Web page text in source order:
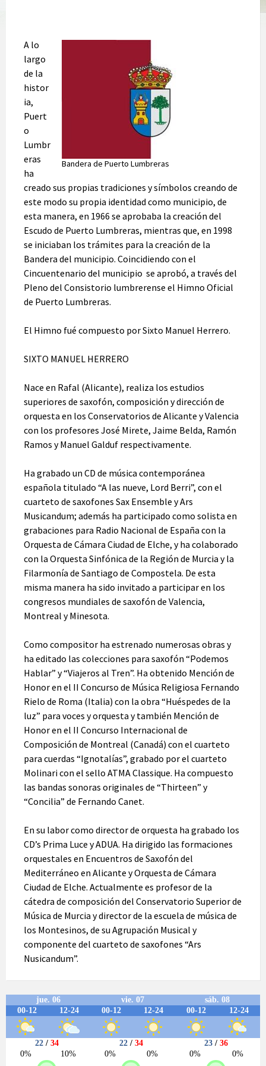
Bandera de Puerto Lumbreras
A lo
largo
de la
histor
ia,
Puert
o
Lumbr
eras
ha
creado sus propias tradiciones y símbolos creando de
este modo su propia identidad como municipio, de
esta manera, en 1966 se aprobaba la creación del
Escudo de Puerto Lumbreras, mientras que, en 1998
se iniciaban los trámites para la creación de la
Bandera del municipio. Coincidiendo con el
Cincuentenario del municipio se aprobó, a través del
Pleno del Consistorio lumbrerense el Himno Oficial
de Puerto Lumbreras.
El Himno fué compuesto por Sixto Manuel Herrero.
SIXTO MANUEL HERRERO
Nace en Rafal (Alicante), realiza los estudios
superiores de saxofón, composición y dirección de
orquesta en los Conservatorios de Alicante y Valencia
con los profesores José Mirete, Jaime Belda, Ramón
Ramos y Manuel Galduf respectivamente.
Ha grabado un CD de música contemporánea
española titulado “A las nueve, Lord Berri”, con el
cuarteto de saxofones Sax Ensemble y Ars
Musicandum; además ha participado como solista en
grabaciones para Radio Nacional de España con la
Orquesta de Cámara Ciudad de Elche, y ha colaborado
con la Orquesta Sinfónica de la Región de Murcia y la
Filarmonía de Santiago de Compostela. De esta
misma manera ha sido invitado a participar en los
congresos mundiales de saxofón de Valencia,
Montreal y Minesota.
Como compositor ha estrenado numerosas obras y
ha editado las colecciones para saxofón “Podemos
Hablar” y “Viajeros al Tren”. Ha obtenido Mención de
Honor en el II Concurso de Música Religiosa Fernando
Rielo de Roma (Italia) con la obra “Huéspedes de la
luz” para voces y orquesta y también Mención de
Honor en el II Concurso Internacional de
Composición de Montreal (Canadá) con el cuarteto
para cuerdas “Ignotalías”, grabado por el cuarteto
Molinari con el sello ATMA Classique. Ha compuesto
las bandas sonoras originales de “Thirteen” y
“Concilia” de Fernando Canet.
En su labor como director de orquesta ha grabado los
CD’s Prima Luce y ADUA. Ha dirigido las formaciones
orquestales en Encuentros de Saxofón del
Mediterráneo en Alicante y Orquesta de Cámara
Ciudad de Elche. Actualmente es profesor de la
cátedra de composición del Conservatorio Superior de
Música de Murcia y director de la escuela de música de
los Montesinos, de su Agrupación Musical y
componente del cuarteto de saxofones “Ars
Nusicandum”.